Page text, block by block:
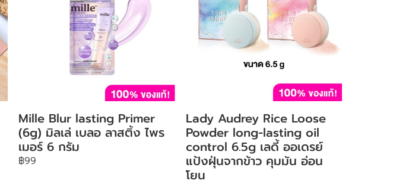
Mille Blur lasting Primer
(6g) มิลเล่ เบลอ ลาสติ้ง ไพร
เมอร์ 6 กรัม
฿99
Lady Audrey Rice Loose
Powder long-lasting oil
control 6.5g เลดี้ ออเดรย์
แป้งฝุ่นจากข้าว คุมมัน อ่อน
โยน